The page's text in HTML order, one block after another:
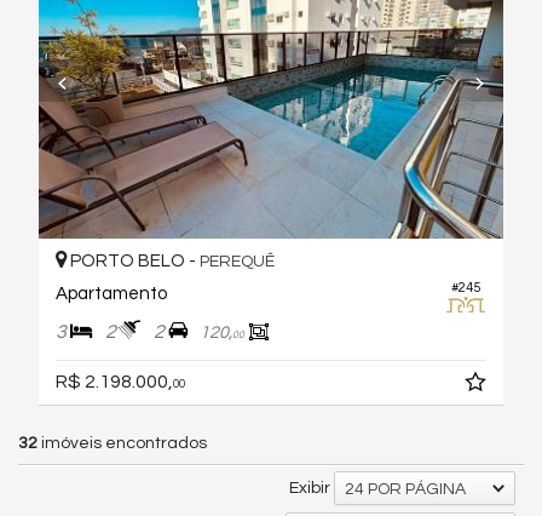
#245
PORTO BELO - PEREQUÊ
Apartamento
3 2 2 120,00
R$ 2.198.000, 00
32 imóveis encontrados
Exibir 24 POR PÁGINA